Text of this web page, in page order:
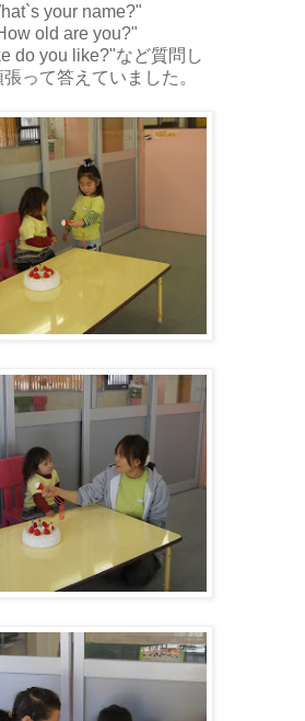
your name?"
old are you?"
do you like?"など質問し
張って答えていました。